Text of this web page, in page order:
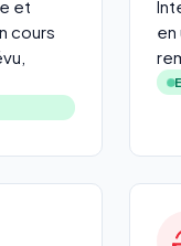
et
cours
en